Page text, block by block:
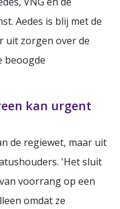
Aedes is blij met de
uit zorgen over de
beoogde
kan urgent
de regiewet, maar uit
'Het sluit
voorrang op een
omdat ze